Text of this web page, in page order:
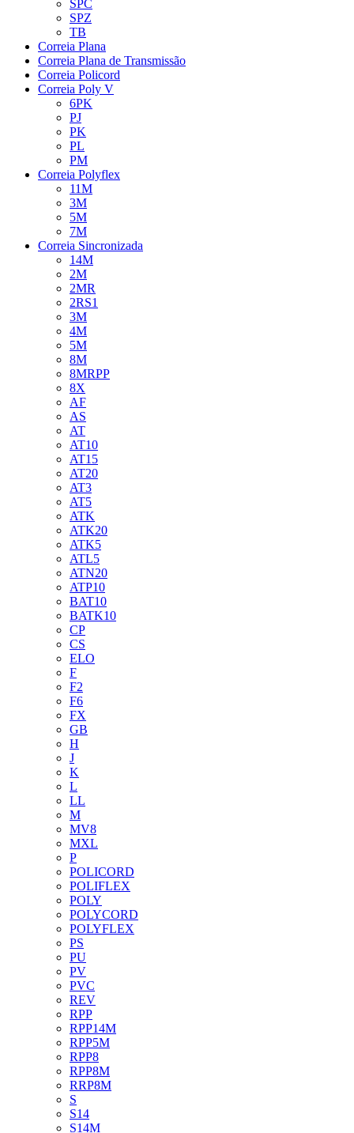
SPC
SPZ
TB
Correia Plana
Correia Plana de Transmissão
Correia Policord
Correia Poly V
6PK
PJ
PK
PL
PM
Correia Polyflex
11M
3M
5M
7M
Correia Sincronizada
14M
2M
2MR
2RS1
3M
4M
5M
8M
8MRPP
8X
AF
AS
AT
AT10
AT15
AT20
AT3
AT5
ATK
ATK20
ATK5
ATL5
ATN20
ATP10
BAT10
BATK10
CP
CS
ELO
F
F2
F6
FX
GB
H
J
K
L
LL
M
MV8
MXL
P
POLICORD
POLIFLEX
POLY
POLYCORD
POLYFLEX
PS
PU
PV
PVC
REV
RPP
RPP14M
RPP5M
RPP8
RPP8M
RRP8M
S
S14
S14M